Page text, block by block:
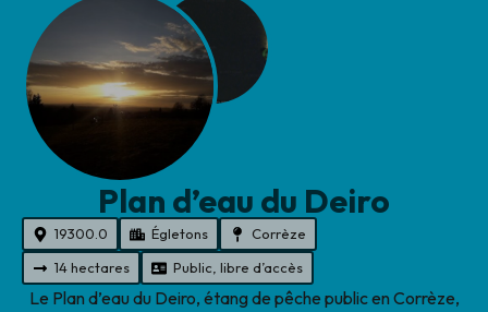
Plan d’eau du Deiro
19300.0 Égletons
Corrèze
14 hectares
Public, libre d’accès
Le Plan d’eau du Deiro, étang de pêche public en Corrèze,